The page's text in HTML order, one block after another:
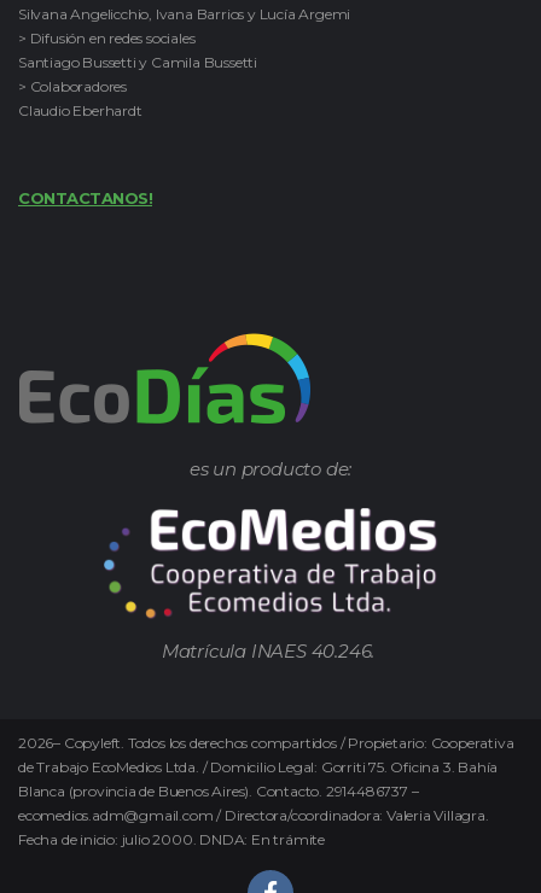
Silvana Angelicchio, Ivana Barrios y Lucía Argemi
> Difusión en redes sociales
Santiago Bussetti y Camila Bussetti
> Colaboradores
Claudio Eberhardt
CONTACTANOS!
es un producto de:
Matrícula INAES 40.246.
2026– Copyleft. Todos los derechos compartidos / Propietario: Cooperativa
de Trabajo EcoMedios Ltda. / Domicilio Legal: Gorriti 75. Oficina 3. Bahía
Blanca (provincia de Buenos Aires). Contacto. 2914486737 –
ecomedios.adm@gmail.com / Directora/coordinadora: Valeria Villagra.
Fecha de inicio: julio 2000. DNDA: En trámite